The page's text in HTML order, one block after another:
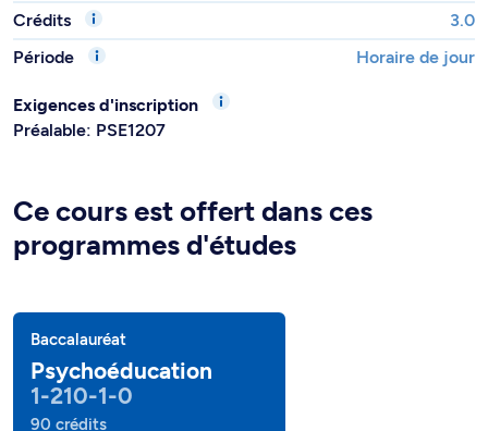
Crédits
3.0
Période
Horaire de jour
Exigences d'inscription
Préalable: PSE1207
Ce cours est offert dans ces
programmes d'études
Baccalauréat
Psychoéducation
1-210-1-0
90 crédits